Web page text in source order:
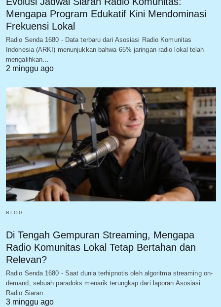
Mengapa Program Edukatif Kini Mendominasi
Frekuensi Lokal
Radio Senda 1680 - Data terbaru dari Asosiasi Radio Komunitas
Indonesia (ARKI) menunjukkan bahwa 65% jaringan radio lokal telah
mengalihkan…
2 minggu ago
BLOG
Di Tengah Gempuran Streaming, Mengapa
Radio Komunitas Lokal Tetap Bertahan dan
Relevan?
Radio Senda 1680 - Saat dunia terhipnotis oleh algoritma streaming on-
demand, sebuah paradoks menarik terungkap dari laporan Asosiasi
Radio Siaran…
3 minggu ago